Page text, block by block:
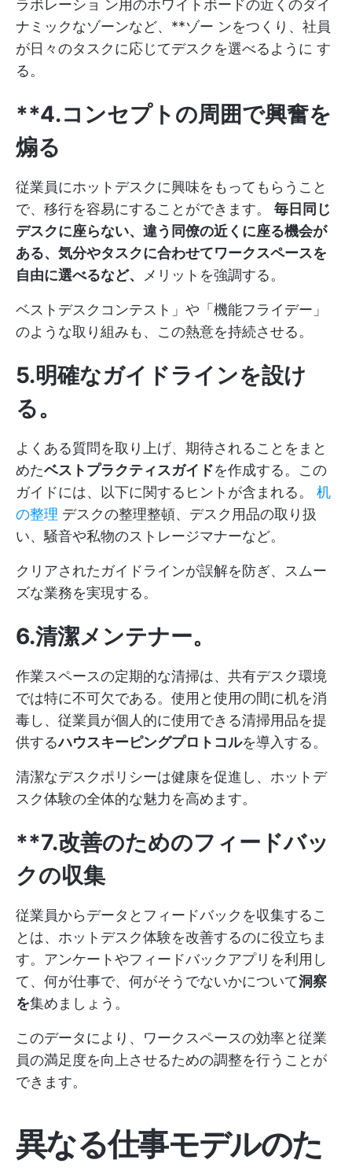
ラボレーショ ン用のホワイトボードの近くのダイ
ナミックなゾーンなど、**ゾー ンをつくり、社員
が日々のタスクに応じてデスクを選べるように す
る。
**4.コンセプトの周囲で興奮を
煽る
従業員にホットデスクに興味をもってもらうこと
で、移行を容易にすることができます。 毎日同じ
デスクに座らない、違う同僚の近くに座る機会が
ある、気分やタスクに合わせてワークスペースを
自由に選べるなど、
メリットを強調する。
ベストデスクコンテスト」や「機能フライデー」
のような取り組みも、この熱意を持続させる。
5.明確なガイドラインを設け
る。
よくある質問を取り上げ、期待されることをまと
めたベストプラクティスガイドを作成する。この
ガイドには、以下に関するヒントが含まれる。 机
の整理 デスクの整理整頓、デスク用品の取り扱
い、騒音や私物のストレージマナーなど。
クリアされたガイドラインが誤解を防ぎ、スムー
ズな業務を実現する。
6.清潔メンテナー。
作業スペースの定期的な清掃は、共有デスク環境
では特に不可欠である。使用と使用の間に机を消
毒し、従業員が個人的に使用できる清掃用品を提
供するハウスキーピングプロトコルを導入する。
清潔なデスクポリシーは健康を促進し、ホットデ
スク体験の全体的な魅力を高めます。
**7.改善のためのフィードバッ
クの収集
従業員からデータとフィードバックを収集するこ
とは、ホットデスク体験を改善するのに役立ちま
す。アンケートやフィードバックアプリを利用し
て、何が仕事で、何がそうでないかについて洞察
を集めましょう。
このデータにより、ワークスペースの効率と従業
員の満足度を向上させるための調整を行うことが
できます。
異なる仕事モデルのた